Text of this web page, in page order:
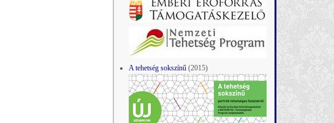
A tehetség sokszínű(2015)